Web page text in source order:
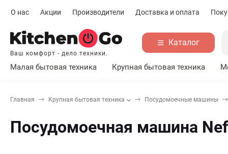
О нас Акции Производители Доставка и оплата
Ваш комфорт - дело техники.
Каталог
Малая бытовая техника Крупная бытовая техника
Главная Крупная бытовая техника Посудомоечные машины
Посудомоечная машина